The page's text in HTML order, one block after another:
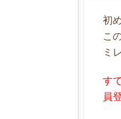
初
こ
ミ
す
員